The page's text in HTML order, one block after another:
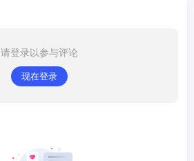
请登录以参与评论
现在登录